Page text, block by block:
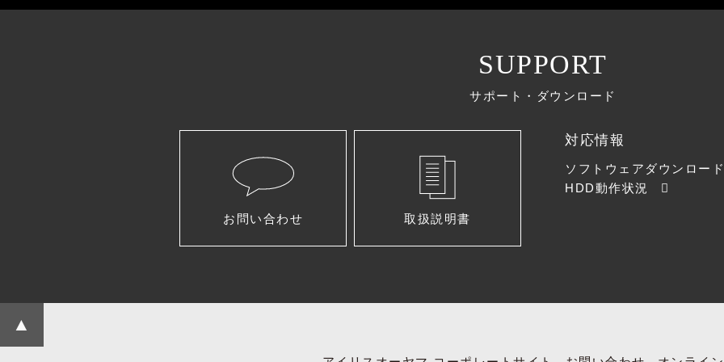
SUPPORT
サポート・ダウンロード
お問い合わせ 取扱説明書
対応情報
ソフトウェアダウンロード
HDD動作状況
▲